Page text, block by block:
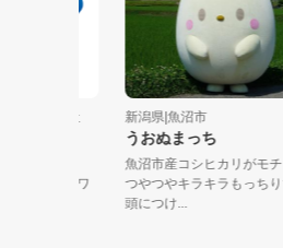
新潟県|魚沼市
うおぬまっち
魚沼市産コシヒカリがモチーフ
つやつやキラキラもっちりで、
頭につけ...